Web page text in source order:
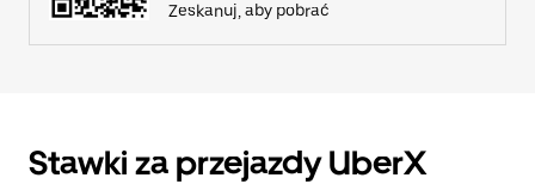
Zeskanuj, aby pobrać
Stawki za przejazdy UberX